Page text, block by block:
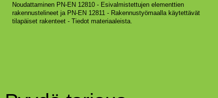
Noudattaminen PN-EN 12810 - Esivalmistettujen elementtien
rakennustelineet ja PN-EN 12811 - Rakennustyömaalla käytettävät
tilapäiset rakenteet - Tiedot materiaaleista.